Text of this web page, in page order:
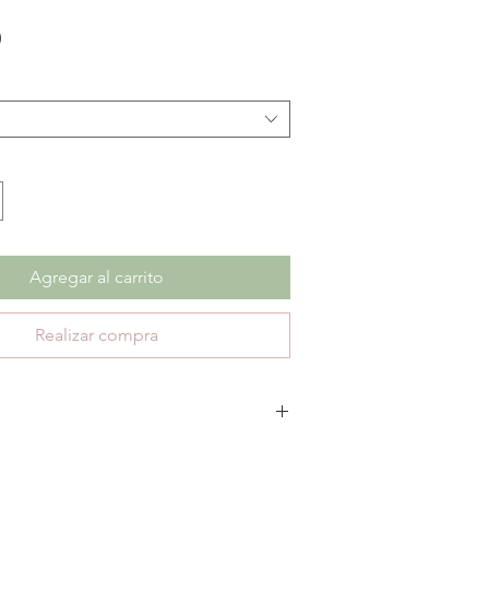
Precio
Agregar al carrito
Realizar compra
30 días de garantía por defectos de